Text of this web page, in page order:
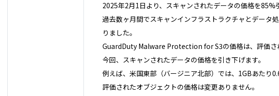
2025年2月1日より、スキャンされたデータの価格を85%
過去数ヶ月間でスキャンインフラストラクチャとデータ
りました。
GuardDuty Malware Protection for S3の価格は、評価さ
今回、スキャンされたデータの価格を引き下げます。
例えば、米国東部（バージニア北部）では、1GBあたり
評価されたオブジェクトの価格は変更ありません。